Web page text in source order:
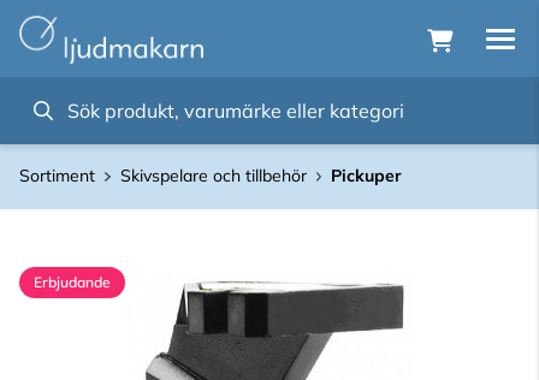
Sortiment Skivspelare och tillbehör Pickuper
Erbjudande